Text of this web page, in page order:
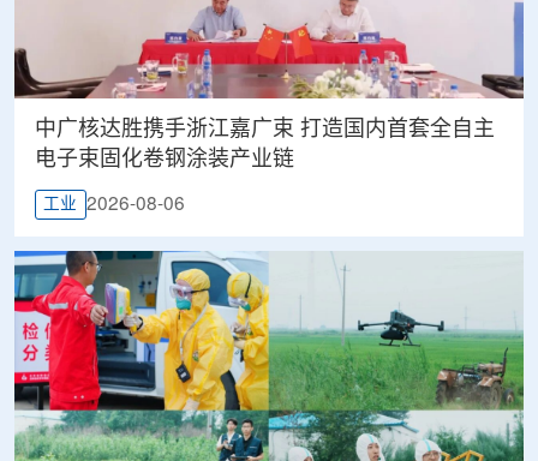
中广核达胜携手浙江嘉广束 打造国内首套全自主
电子束固化卷钢涂装产业链
工业 2026-08-06